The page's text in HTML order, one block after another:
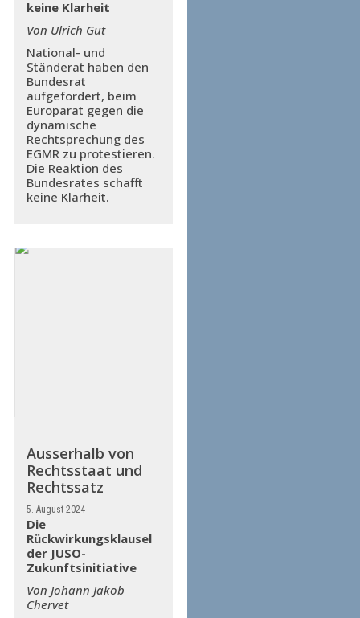
keine Klarheit
Von Ulrich Gut
National- und
Ständerat haben den
Bundesrat
aufgefordert, beim
Europarat gegen die
dynamische
Rechtsprechung des
EGMR zu protestieren.
Die Reaktion des
Bundesrates schafft
keine Klarheit.
Ausserhalb von
Rechtsstaat und
Rechtssatz
5. August 2024
Die
Rückwirkungsklausel
der JUSO-
Zukunftsinitiative
Von Johann Jakob
Chervet